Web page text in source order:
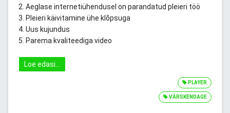
2. Aeglase internetiühendusel on parandatud pleieri töö
3. Pleieri käivitamine ühe klõpsuga
4. Uus kujundus
5. Parema kvaliteediga video
Loe edasi...
PLAYER
VÄRSKENDAGE